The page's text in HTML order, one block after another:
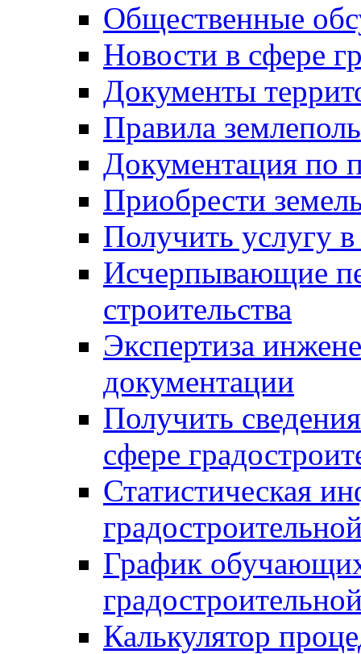
Общественные
Новости в сфере
Документы
Правила
Документация по
Приобрести
Получить услугу в
Исчерпывающие
строительства
Экспертиза
документации
Получить
сфере
Статистическая
График
Калькулятор